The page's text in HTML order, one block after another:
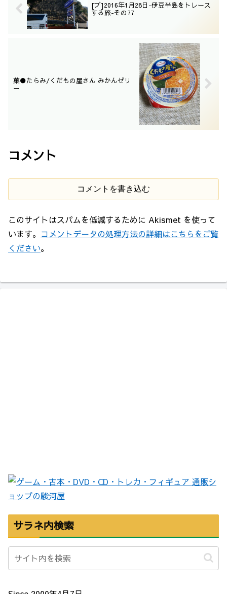
[ブ]2016年1月28日-伊豆半島をトレース
する旅-その77
菓●たらみ/くだもの屋さん みかんゼリ
ー
コメント
コメントを書き込む
このサイトはスパムを低減するために Akismet を使って
います。 コメントデータの処理方法の詳細はこちらをご覧
ください。
サラネ内検索